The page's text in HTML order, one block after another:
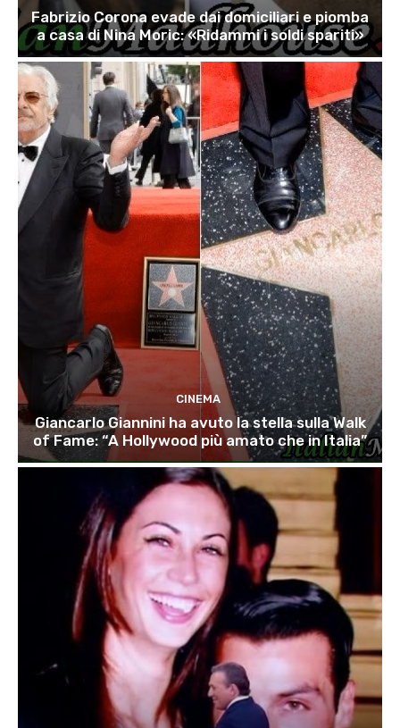
Fabrizio Corona evade dai domiciliari e piomba
a casa di Nina Moric: «Ridammi i soldi spariti»
CINEMA
Giancarlo Giannini ha avuto la stella sulla Walk
of Fame: “A Hollywood più amato che in Italia”